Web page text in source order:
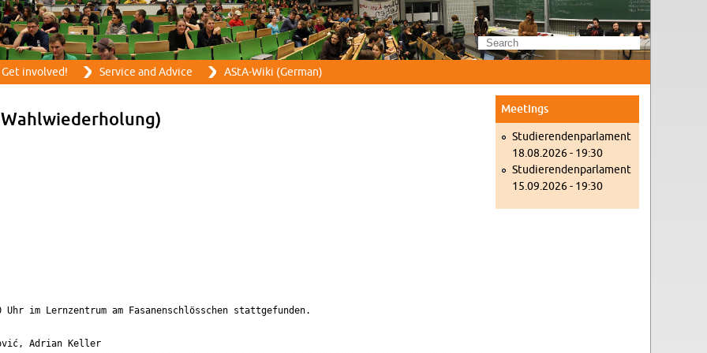
Skip to main content
Get in­volved! Ser­vice and Ad­vice AStA-Wiki (Ger­man)
Meet­ings
Studieren­den­par­la­ment
18.08.2026 - 19:30
Studieren­den­par­la­ment
15.09.2026 - 19:30